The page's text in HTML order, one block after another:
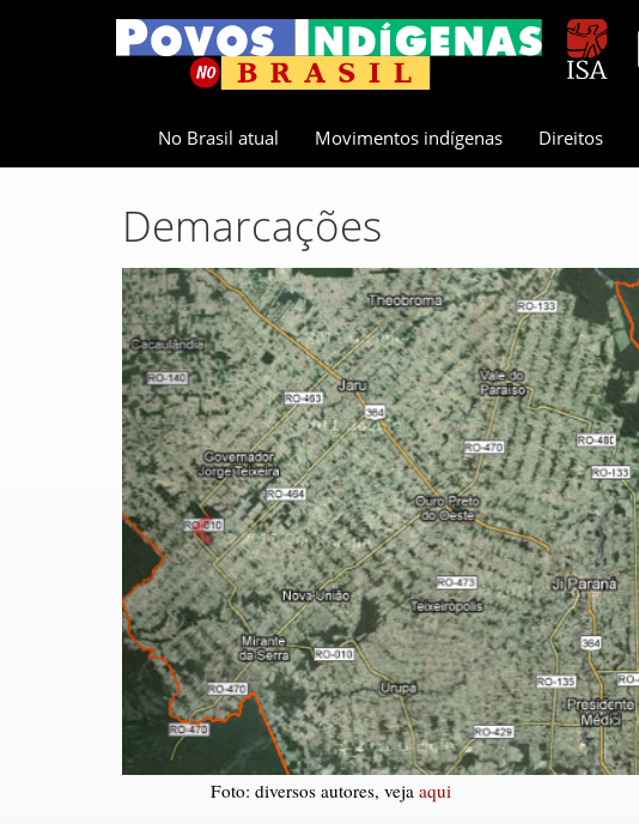
No Brasil atual Movimentos indígenas Direitos
Demarcações
Previous
Foto: diversos autores, veja aqui